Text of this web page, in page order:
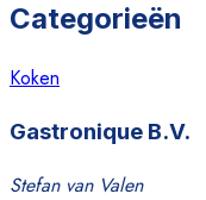
Categorieën
Koken
Gastronique B.V.
Stefan van Valen